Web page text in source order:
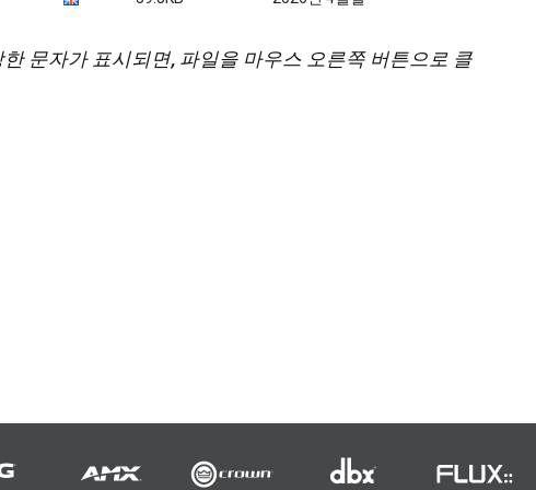
문자가 표시되면, 파일을 마우스 오른쪽 버튼으로 클